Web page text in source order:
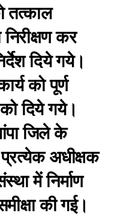
तत्काल
कर
दिये गये।
को पूर्ण
दिये गये।
जिले के
अधीक्षक
में निर्माण
की गई।